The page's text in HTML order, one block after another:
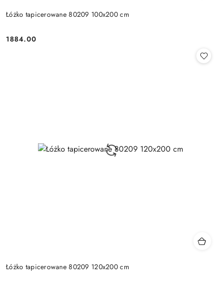
Łóżko tapicerowane 80209 100x200 cm
Cena:
1884.00
Łóżko tapicerowane 80209 120x200 cm